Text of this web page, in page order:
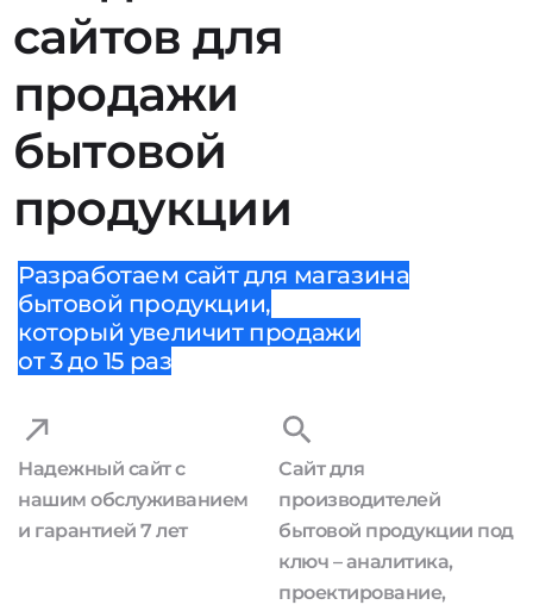
сайтов для
продажи
бытовой
продукции
Разработаем сайт для магазина
бытовой продукции,
который увеличит продажи
от 3 до 15 раз
Надежный сайт с
нашим обслуживанием
и гарантией 7 лет
Сайт для
производителей
бытовой продукции под
ключ – аналитика,
проектирование,